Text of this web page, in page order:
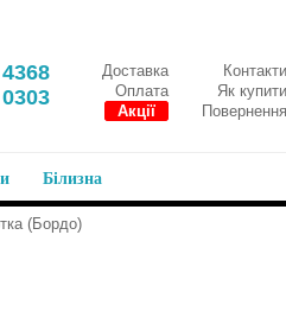
Контакти
Доставка
Як купити
Оплата
Повернення
Акції
Білизна
(Бордо)